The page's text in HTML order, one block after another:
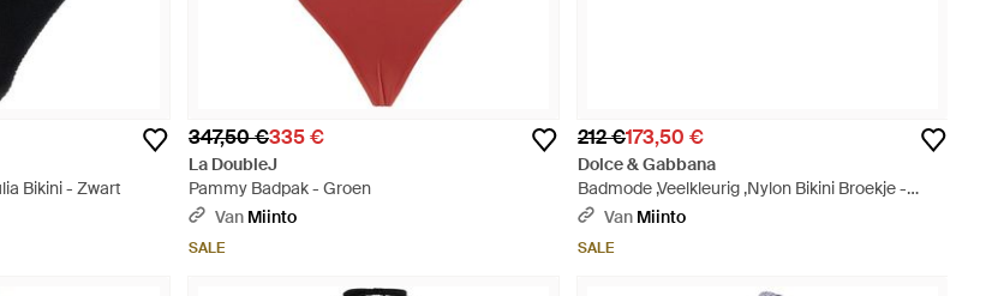
Bikini - Zwart
347,50 €335 €
La DoubleJ
Pammy Badpak - Groen
Van Miinto
SALE
212 €173,50 €
Dolce & Gabbana
Badmode ,Veelkleurig ,Nylon Bikini Broekje -
Zwart
Van Miinto
SALE